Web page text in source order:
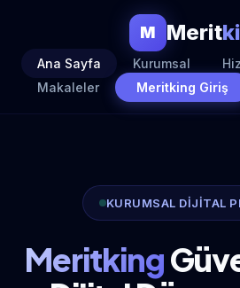
M Merit
Ana Sayfa Kurumsal
Makaleler
Meritking Giriş
KURUMSAL DİJİTAL
Meritking